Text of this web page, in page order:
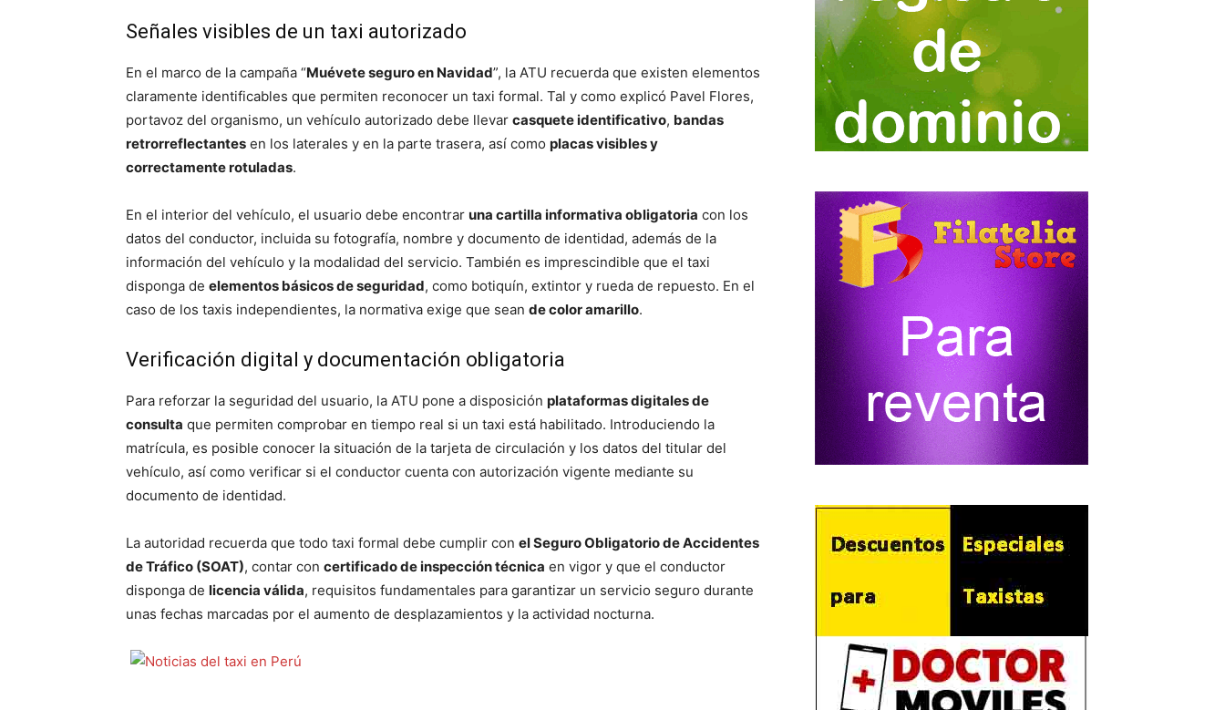
Señales visibles de un taxi autorizado
En el marco de la campaña “Muévete seguro en Navidad”, la ATU recuerda que existen elementos
claramente identificables que permiten reconocer un taxi formal. Tal y como explicó Pavel Flores,
portavoz del organismo, un vehículo autorizado debe llevar casquete identificativo, bandas
retrorreflectantes en los laterales y en la parte trasera, así como placas visibles y
correctamente rotuladas.
En el interior del vehículo, el usuario debe encontrar una cartilla informativa obligatoria con los
datos del conductor, incluida su fotografía, nombre y documento de identidad, además de la
información del vehículo y la modalidad del servicio. También es imprescindible que el taxi
disponga de elementos básicos de seguridad, como botiquín, extintor y rueda de repuesto. En el
caso de los taxis independientes, la normativa exige que sean de color amarillo.
Verificación digital y documentación obligatoria
Para reforzar la seguridad del usuario, la ATU pone a disposición plataformas digitales de
consulta que permiten comprobar en tiempo real si un taxi está habilitado. Introduciendo la
matrícula, es posible conocer la situación de la tarjeta de circulación y los datos del titular del
vehículo, así como verificar si el conductor cuenta con autorización vigente mediante su
documento de identidad.
La autoridad recuerda que todo taxi formal debe cumplir con el Seguro Obligatorio de Accidentes
de Tráfico (SOAT), contar con certificado de inspección técnica en vigor y que el conductor
disponga de licencia válida, requisitos fundamentales para garantizar un servicio seguro durante
unas fechas marcadas por el aumento de desplazamientos y la actividad nocturna.